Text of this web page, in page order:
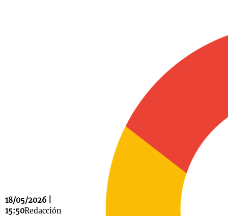
18/05/2026 |
15:50Redacción